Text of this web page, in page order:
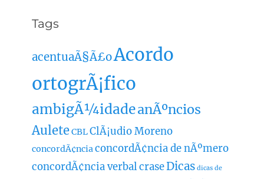
Tags
acentuaÃ§Ã£oAcordo
ortogrÃ¡fico
ambigÃ¼idadeanÃºncios
AuleteCBLClÃ¡udio Moreno
concordÃ¢nciaconcordÃ¢ncia de nÃºmero
concordÃ¢ncia verbalcraseDicas dicas de